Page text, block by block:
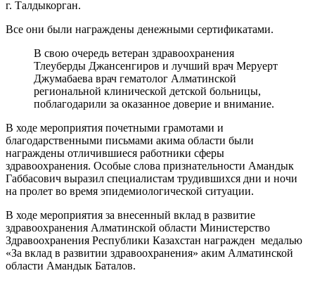
г. Талдыкорган.
Все они были награждены денежными сертификатами.
В свою очередь ветеран здравоохранения
Тлеуберды Джансенгиров и лучший врач Меруерт
Джумабаева врач гематолог Алматинской
региональной клинической детской больницы,
поблагодарили за оказанное доверие и внимание.
В ходе мероприятия почетными грамотами и
благодарственными письмами акима области были
награждены отличившиеся работники сферы
здравоохранения. Особые слова признательности Амандык
Габбасович выразил специалистам трудившихся дни и ночи
на пролет во время эпидемиологической ситуации.
В ходе мероприятия за внесенный вклад в развитие
здравоохранения Алматинской области Министерство
Здравоохранения Республики Казахстан награжден медалью
«За вклад в развитии здравоохранения» аким Алматинской
области Амандык Баталов.